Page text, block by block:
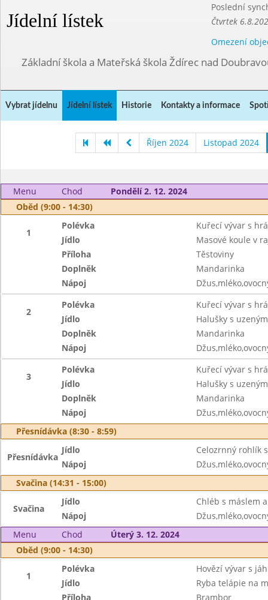
Jídelní lístek
Poslední
Čtvrtek
Omezení
Základní škola a Mateřská škola Ždírec nad
Vybrat jídelnu Jídelní lístek Historie Kontakty a informace
Říjen 2024 Listopad 2024
Menu Chod
Pondělí 2. 12. 2024
Oběd (9:00 - 14:30)
1
Polévka
Kuřecí vývar s
Jídlo
Masové koule v
Příloha
Těstoviny
Doplněk
Mandarinka
Nápoj
2
Polévka
Kuřecí vývar s
Jídlo
Halušky s
Doplněk
Mandarinka
Nápoj
3
Polévka
Kuřecí vývar s
Jídlo
Halušky s
Doplněk
Mandarinka
Nápoj
Přesnídávka (8:30 - 8:59)
Přesnídávka
Jídlo
Celozrnný rohlík
Nápoj
Svačina (14:31 - 15:00)
Svačina
Jídlo
Chléb s máslem
Nápoj
Menu
Chod
Úterý 3. 12. 2024
Oběd (9:00 - 14:30)
1
Polévka
Hovězí vývar s
Jídlo
Ryba telápie na
Příloha
Brambor